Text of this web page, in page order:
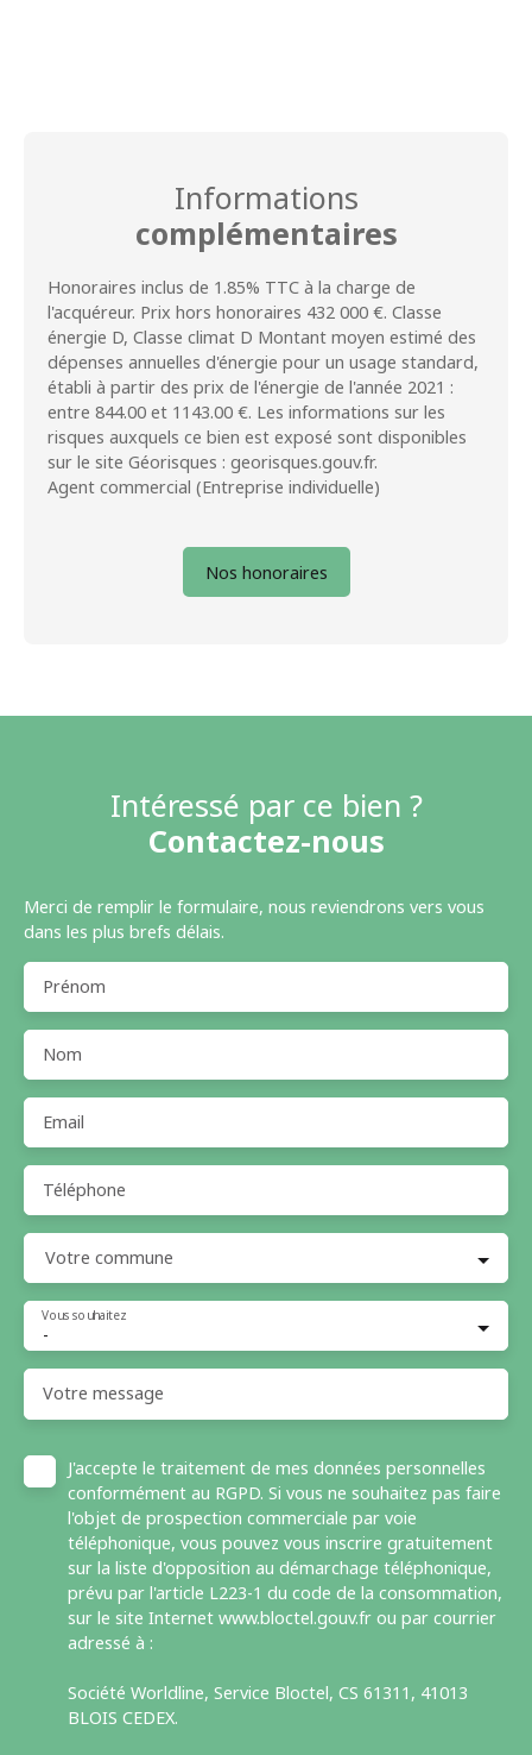
Informations
complémentaires
Honoraires inclus de 1.85% TTC à la charge de
l'acquéreur. Prix hors honoraires 432 000 €. Classe
énergie D, Classe climat D Montant moyen estimé des
dépenses annuelles d'énergie pour un usage standard,
établi à partir des prix de l'énergie de l'année 2021 :
entre 844.00 et 1143.00 €. Les informations sur les
risques auxquels ce bien est exposé sont disponibles
sur le site Géorisques : georisques.gouv.fr.
Agent commercial (Entreprise individuelle)
Nos honoraires
Intéressé par ce bien ?
Contactez-nous
Merci de remplir le formulaire, nous reviendrons vers vous
dans les plus brefs délais.
Prénom
Nom
Email
Téléphone
Votre commune
-
Vous souhaitez
Votre message
J'accepte le traitement de mes données personnelles
conformément au RGPD. Si vous ne souhaitez pas faire
l'objet de prospection commerciale par voie
téléphonique, vous pouvez vous inscrire gratuitement
sur la liste d'opposition au démarchage téléphonique,
prévu par l'article L223-1 du code de la consommation,
sur le site Internet www.bloctel.gouv.fr ou par courrier
adressé à :
Société Worldline, Service Bloctel, CS 61311, 41013
BLOIS CEDEX.